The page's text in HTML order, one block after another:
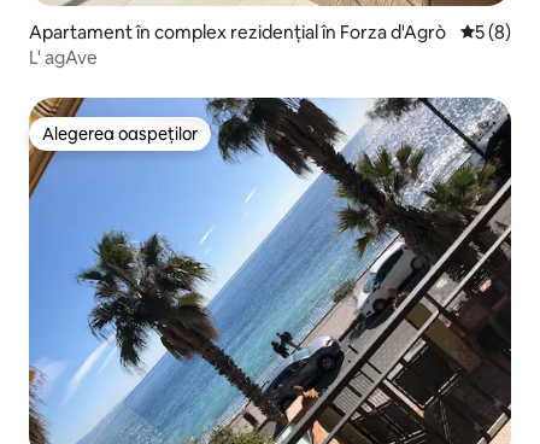
Apartament în complex rezidențial în Forza d'Agrò Scor
5 (8)
L' agAve
Alegerea oaspeților
Alegerea oaspeților